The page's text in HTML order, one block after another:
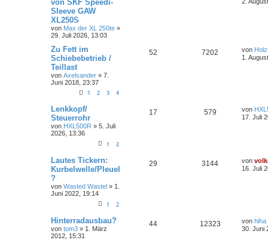
von SKF Speedi-
Sleeve GAW
XL250S
von Max der XL 250te »
29. Juli 2026, 13:03
Zu Fett im
Schiebebetrieb /
Teillast
von Axelsander » 7.
Juni 2018, 23:37
1 2 3 4
52 7202 von
1.
Lenkkopf/
Steuerrohr
von HXL500R » 5. Juli
2026, 13:36
1 2
17 579 von
17. Juli
Lautes Tickern:
Kurbelwelle/Pleuel
?
von Wasted Wastel » 1.
Juni 2022, 19:14
1 2
29 3144 von
16. Juli
Hinterradausbau?
von tom3 » 1. März
2012, 15:31
44 12323 von hiha
30. Juni